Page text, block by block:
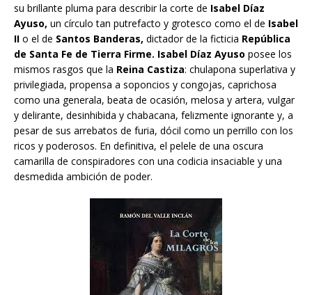
su brillante pluma para describir la corte de Isabel Díaz
Ayuso, un círculo tan putrefacto y grotesco como el de Isabel
II o el de Santos Banderas, dictador de la ficticia República
de Santa Fe de Tierra Firme. Isabel Díaz Ayuso posee los
mismos rasgos que la Reina Castiza: chulapona superlativa y
privilegiada, propensa a soponcios y congojas, caprichosa
como una generala, beata de ocasión, melosa y artera, vulgar
y delirante, desinhibida y chabacana, felizmente ignorante y, a
pesar de sus arrebatos de furia, dócil como un perrillo con los
ricos y poderosos. En definitiva, el pelele de una oscura
camarilla de conspiradores con una codicia insaciable y una
desmedida ambición de poder.